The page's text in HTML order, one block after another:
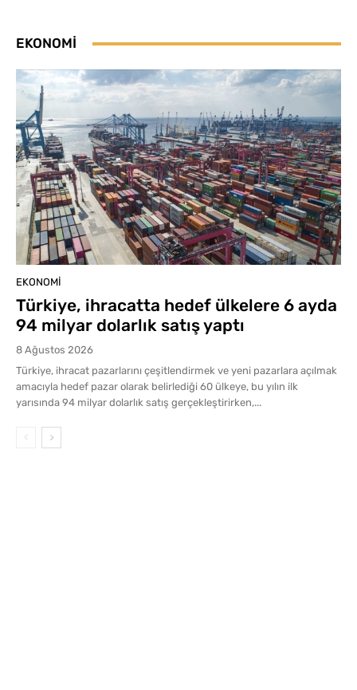
EKONOMI
EKONOMI
Türkiye, ihracatta hedef ülkelere 6 ayda
94 milyar dolarlık satış yaptı
8 Ağustos 2026
Türkiye, ihracat pazarlarını çeşitlendirmek ve yeni pazarlara açılmak
amacıyla hedef pazar olarak belirlediği 60 ülkeye, bu yılın ilk
yarısında 94 milyar dolarlık satış gerçekleştirirken,...